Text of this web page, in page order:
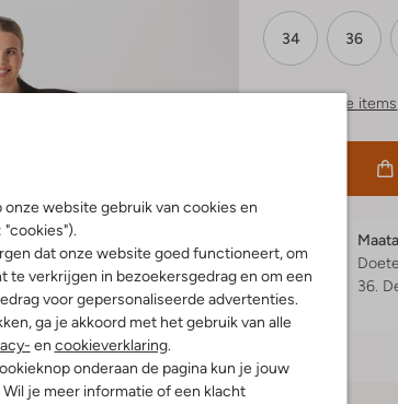
onze website gebruik van cookies en
dat onze website goed functioneert, om
te verkrijgen in bezoekersgedrag en om een
voor gepersonaliseerde advertenties.
ga je akkoord met het gebruik van alle
en cookieverklaring.
onderaan de pagina kun je jouw
je meer informatie of een klacht
34 36
Vergelijkbare items
36.